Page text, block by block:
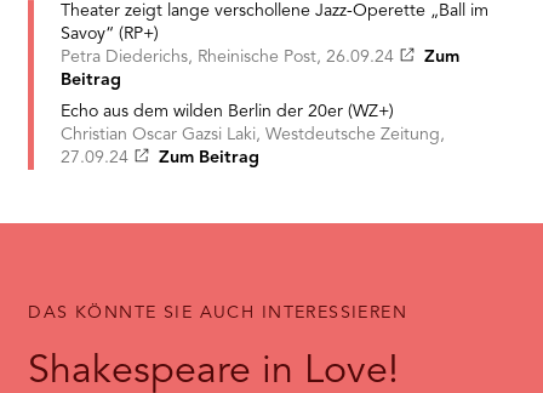
Theater zeigt lange verschollene Jazz-Operette „Ball im
Savoy“ (RP+)
Petra Diederichs, Rheinische Post, 26.09.24
Zum
Beitrag
Echo aus dem wilden Berlin der 20er (WZ+)
Christian Oscar Gazsi Laki, Westdeutsche Zeitung,
27.09.24
Zum Beitrag
DAS KÖNNTE SIE AUCH INTERESSIEREN
Shakespeare in Love!